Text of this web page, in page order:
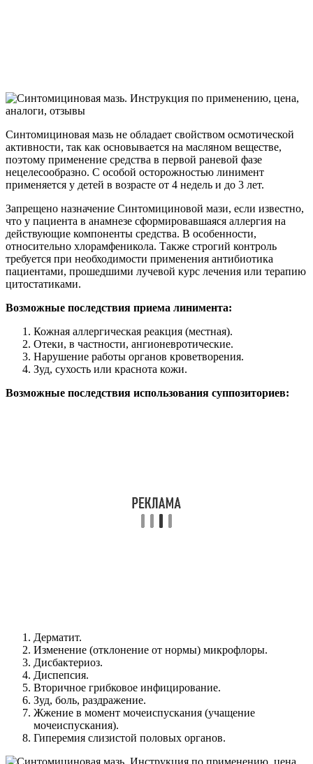
Синтомициновая мазь не обладает свойством осмотической
активности, так как основывается на масляном веществе,
поэтому применение средства в первой раневой фазе
нецелесообразно. С особой осторожностью линимент
применяется у детей в возрасте от 4 недель и до 3 лет.
Запрещено назначение Синтомициновой мази, если известно,
что у пациента в анамнезе сформировавшаяся аллергия на
действующие компоненты средства. В особенности,
относительно хлорамфеникола. Также строгий контроль
требуется при необходимости применения антибиотика
пациентами, прошедшими лучевой курс лечения или терапию
цитостатиками.
Возможные последствия приема линимента:
Кожная аллергическая реакция (местная).
Отеки, в частности, ангионевротические.
Нарушение работы органов кроветворения.
Зуд, сухость или краснота кожи.
Возможные последствия использования суппозиториев:
Дерматит.
Изменение (отклонение от нормы) микрофлоры.
Дисбактериоз.
Диспепсия.
Вторичное грибковое инфицирование.
Зуд, боль, раздражение.
Жжение в момент мочеиспускания (учащение
мочеиспускания).
Гиперемия слизистой половых органов.